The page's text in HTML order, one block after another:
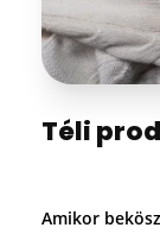
Téli
Amikor